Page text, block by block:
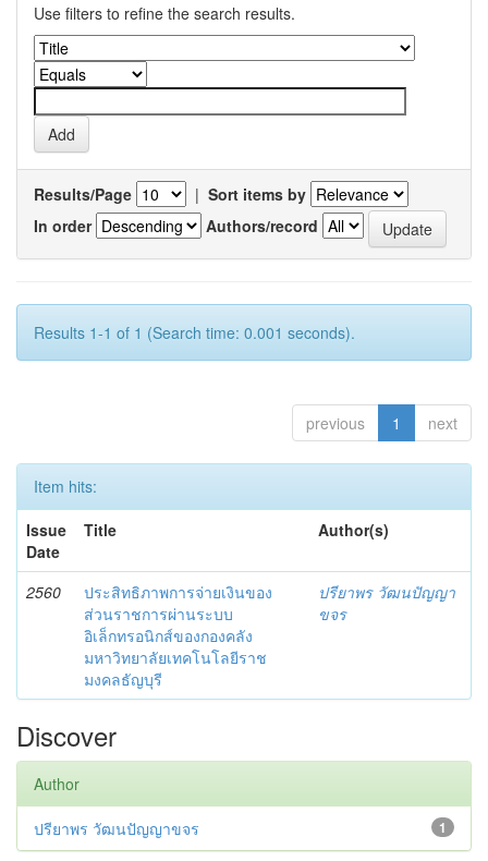
Use filters to refine the search results.
Results/Page | Sort items by
In order
Authors/record
Results 1-1 of 1 (Search time: 0.001 seconds).
previous 1 next
Item hits:
Issue
Date
Title Author(s)
2560
ประสิทธิภาพการจ่ายเงินของ
ส่วนราชการผ่านระบบ
อิเล็กทรอนิกส์ของกองคลัง
มหาวิทยาลัยเทคโนโลยีราช
มงคลธัญบุรี
ปรียาพร วัฒนปัญญา
ขจร
Discover
Author
1
ปรียาพร วัฒนปัญญาขจร